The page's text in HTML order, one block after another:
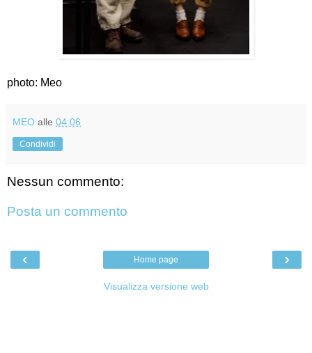
photo: Meo
MEO alle 04:06
Condividi
Nessun commento:
Posta un commento
‹ ›
Home page
Visualizza versione web